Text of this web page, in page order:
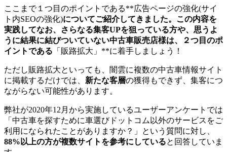
ここまで１つ目のポイントである**広告ページの強化(サイ
ト内SEOの強化)についてご紹介してきました。この内容を
実践してなお、さらなる集客UPを狙っている方や、思うよ
うに結果に結びついていない中古車販売店様は、２つ目のポ
イントである 「販路拡大」**に着手しましょう！
ただし販路拡大といっても、闇雲に複数の中古車情報サイト
に掲載するだけでは、 新たな客層の獲得もできず、集客につ
ながらない可能性があります。
弊社が2020年12月から実施しているユーザーアンケートでは
「中古車を探すために車選びドットコム以外のサービスをご
利用になられたことがありますか？」という質問に対し、
88%以上の方が複数サイトを参考にしていると回答していま